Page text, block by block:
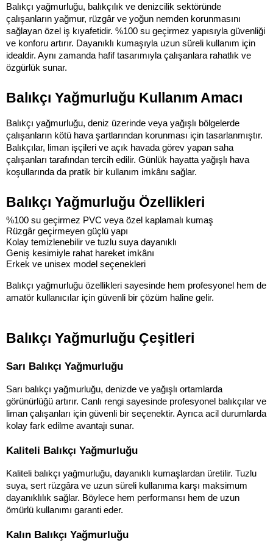
Balıkçı yağmurluğu, balıkçılık ve denizcilik sektöründe
çalışanların yağmur, rüzgâr ve yoğun nemden korunmasını
sağlayan özel iş kıyafetidir. %100 su geçirmez yapısıyla güvenliği
ve konforu artırır. Dayanıklı kumaşıyla uzun süreli kullanım için
idealdir. Aynı zamanda hafif tasarımıyla çalışanlara rahatlık ve
özgürlük sunar.
Balıkçı Yağmurluğu Kullanım Amacı
Balıkçı yağmurluğu, deniz üzerinde veya yağışlı bölgelerde
çalışanların kötü hava şartlarından korunması için tasarlanmıştır.
Balıkçılar, liman işçileri ve açık havada görev yapan saha
çalışanları tarafından tercih edilir. Günlük hayatta yağışlı hava
koşullarında da pratik bir kullanım imkânı sağlar.
Balıkçı Yağmurluğu Özellikleri
%100 su geçirmez PVC veya özel kaplamalı kumaş
Rüzgâr geçirmeyen güçlü yapı
Kolay temizlenebilir ve tuzlu suya dayanıklı
Geniş kesimiyle rahat hareket imkânı
Erkek ve unisex model seçenekleri
Balıkçı yağmurluğu özellikleri sayesinde hem profesyonel hem de
amatör kullanıcılar için güvenli bir çözüm haline gelir.
Balıkçı Yağmurluğu Çeşitleri
Sarı Balıkçı Yağmurluğu
Sarı balıkçı yağmurluğu, denizde ve yağışlı ortamlarda
görünürlüğü artırır. Canlı rengi sayesinde profesyonel balıkçılar ve
liman çalışanları için güvenli bir seçenektir. Ayrıca acil durumlarda
kolay fark edilme avantajı sunar.
Kaliteli Balıkçı Yağmurluğu
Kaliteli balıkçı yağmurluğu, dayanıklı kumaşlardan üretilir. Tuzlu
suya, sert rüzgâra ve uzun süreli kullanıma karşı maksimum
dayanıklılık sağlar. Böylece hem performansı hem de uzun
ömürlü kullanımı garanti eder.
Kalın Balıkçı Yağmurluğu